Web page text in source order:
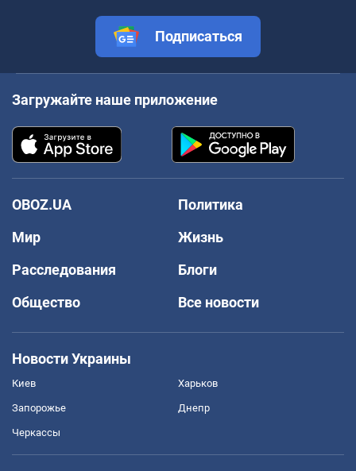
Подписаться
Загружайте наше приложение
OBOZ.UA
Политика
Мир
Жизнь
Расследования
Блоги
Общество
Все новости
Новости Украины
Киев Харьков
Запорожье Днепр
Черкассы